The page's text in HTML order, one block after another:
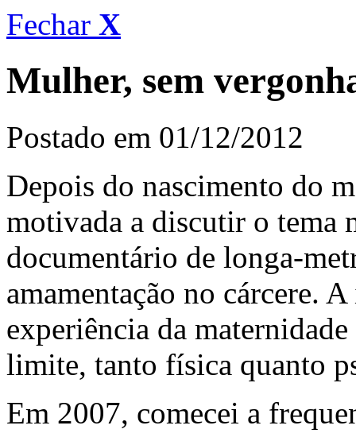
Fechar X
Mulher, sem
Postado em 01/12/2012
Depois do nascimento do
motivada a discutir o tema
documentário de longa-
amamentação no cárcere.
experiência da
limite, tanto física quanto
Em 2007, comecei a